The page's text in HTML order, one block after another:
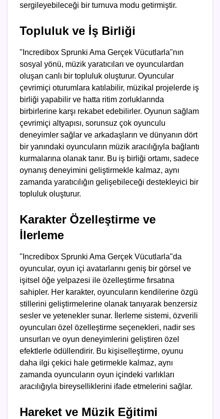
sergileyebileceği bir turnuva modu getirmiştir.
Topluluk ve İş Birliği
"Incredibox Sprunki Ama Gerçek Vücutlarla"nın
sosyal yönü, müzik yaratıcıları ve oyunculardan
oluşan canlı bir topluluk oluşturur. Oyuncular
çevrimiçi oturumlara katılabilir, müzikal projelerde iş
birliği yapabilir ve hatta ritim zorluklarında
birbirlerine karşı rekabet edebilirler. Oyunun sağlam
çevrimiçi altyapısı, sorunsuz çok oyunculu
deneyimler sağlar ve arkadaşların ve dünyanın dört
bir yanındaki oyuncuların müzik aracılığıyla bağlantı
kurmalarına olanak tanır. Bu iş birliği ortamı, sadece
oynanış deneyimini geliştirmekle kalmaz, aynı
zamanda yaratıcılığın gelişebileceği destekleyici bir
topluluk oluşturur.
Karakter Özelleştirme ve
İlerleme
"Incredibox Sprunki Ama Gerçek Vücutlarla"da
oyuncular, oyun içi avatarlarını geniş bir görsel ve
işitsel öğe yelpazesi ile özelleştirme fırsatına
sahipler. Her karakter, oyuncuların kendilerine özgü
stillerini geliştirmelerine olanak tanıyarak benzersiz
sesler ve yetenekler sunar. İlerleme sistemi, özverili
oyuncuları özel özelleştirme seçenekleri, nadir ses
unsurları ve oyun deneyimlerini geliştiren özel
efektlerle ödüllendirir. Bu kişiselleştirme, oyunu
daha ilgi çekici hale getirmekle kalmaz, aynı
zamanda oyuncuların oyun içindeki varlıkları
aracılığıyla bireyselliklerini ifade etmelerini sağlar.
Hareket ve Müzik Eğitimi